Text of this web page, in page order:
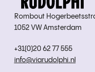
Rombout
1052 VW Amsterdam
+31(0)20 62 77 555
info@viarudolphi.nl